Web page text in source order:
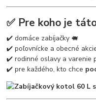
✅ Pre koho je
✔️ domáce zabíjačky 🐖
✔️ poľovnícke a obecné
✔️ rodinné oslavy a varenie
✔️ pre každého, kto chce